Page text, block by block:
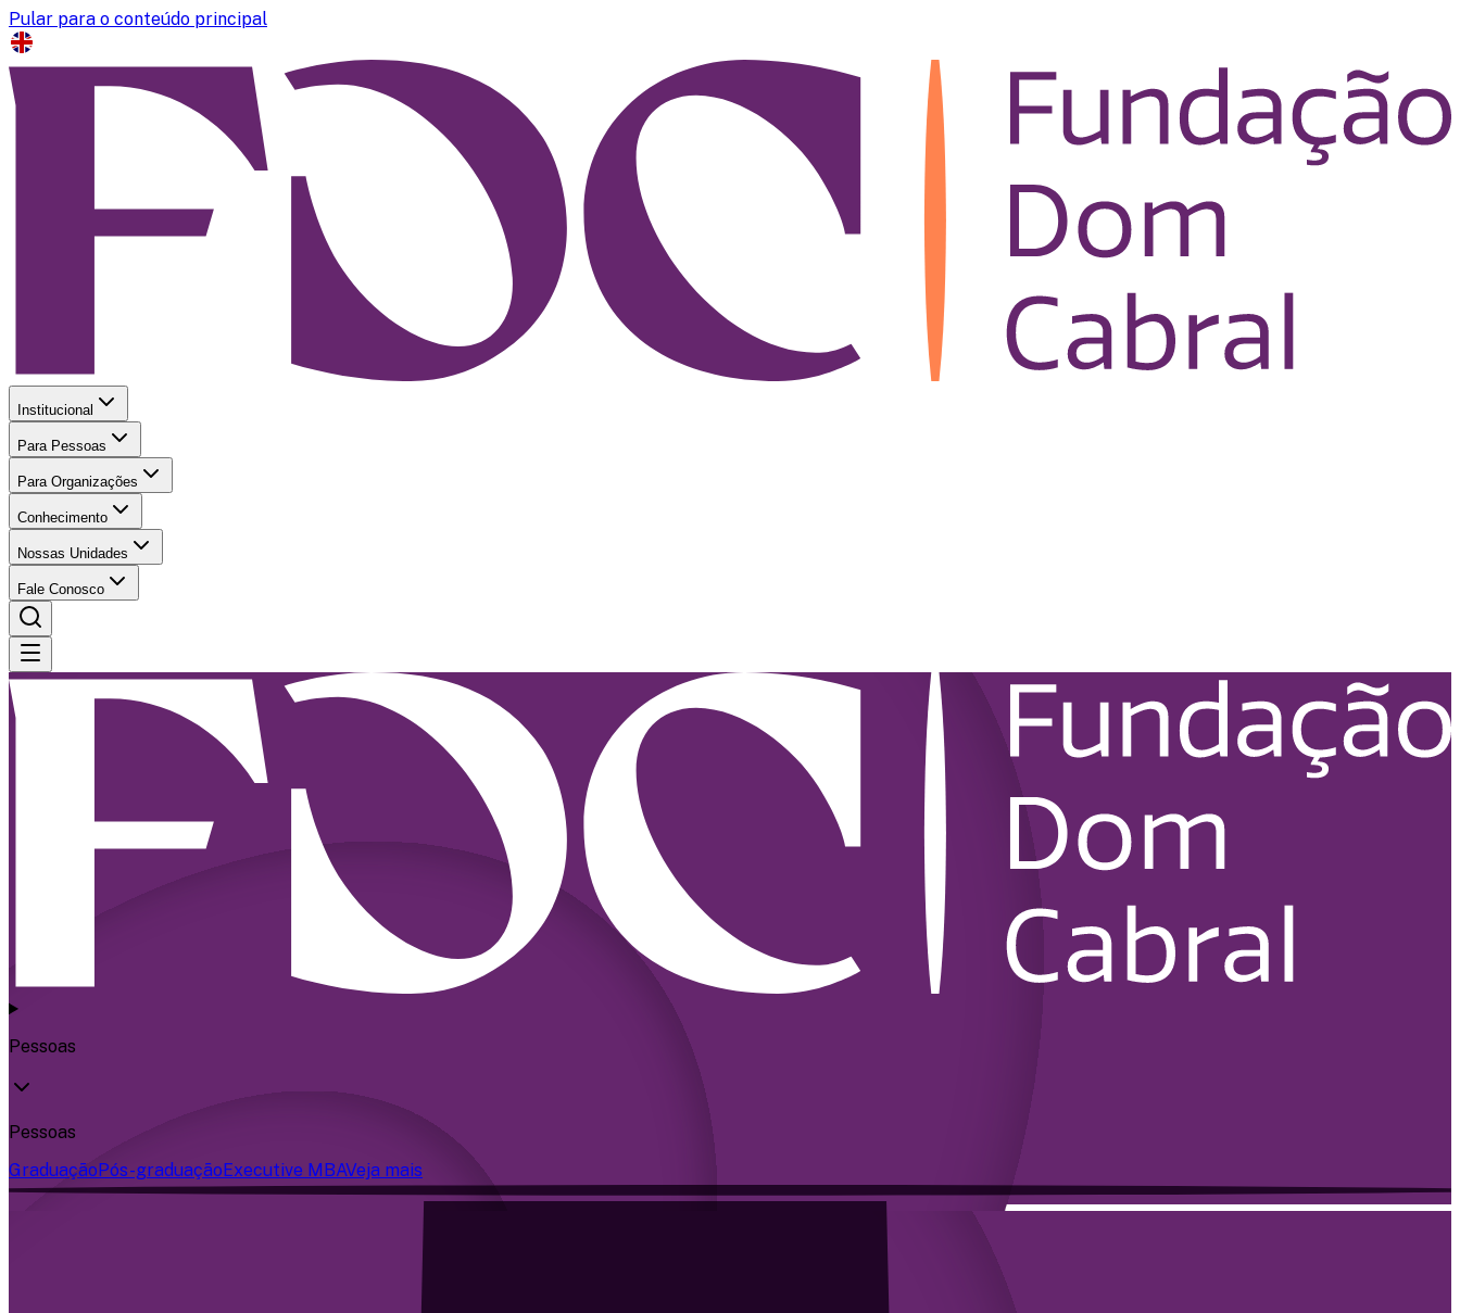
Pular para o conteúdo principal
Institucional
Para Pessoas
Para Organizações
Conhecimento
Nossas Unidades
Fale Conosco
Pessoas
Pessoas
Graduação Pós-graduação Executive MBAVeja mais